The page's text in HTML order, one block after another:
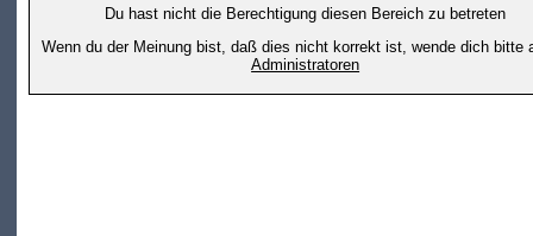
Du hast nicht die Berechtigung diesen Bereich zu betreten
Wenn du der Meinung bist, daß dies nicht korrekt ist, wende dich bitte
Administratoren